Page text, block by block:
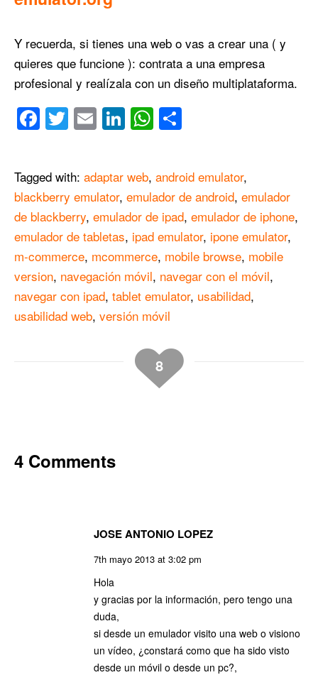
Y recuerda, si tienes una web o vas a crear una ( y
quieres que funcione ): contrata a una empresa
profesional y realízala con un diseño multiplataforma.
Facebook
Twitter
EmailLinkedIn
WhatsApp
Tagged with: adaptar web, android emulator,
blackberry emulator, emulador de android, emulador
de blackberry, emulador de ipad, emulador de iphone,
emulador de tabletas, ipad emulator, ipone emulator,
m-commerce, mcommerce, mobile browse, mobile
version, navegación móvil, navegar con el móvil,
navegar con ipad, tablet emulator, usabilidad,
usabilidad web, versión móvil
8
4 Comments
JOSE ANTONIO LOPEZ
7th mayo 2013 at 3:02 pm
Hola
y gracias por la información, pero tengo una
duda,
si desde un emulador visito una web o visiono
un vídeo, ¿constará como que ha sido visto
desde un móvil o desde un pc?,